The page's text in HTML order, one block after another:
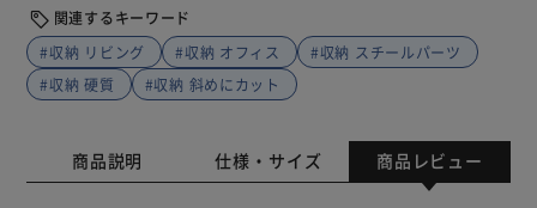
関連するキーワード
#収納 リビング
#収納 オフィス
#収納 スチールパーツ
#収納 硬質
#収納 斜めにカット
商品説明 仕様・サイズ 商品レビュー